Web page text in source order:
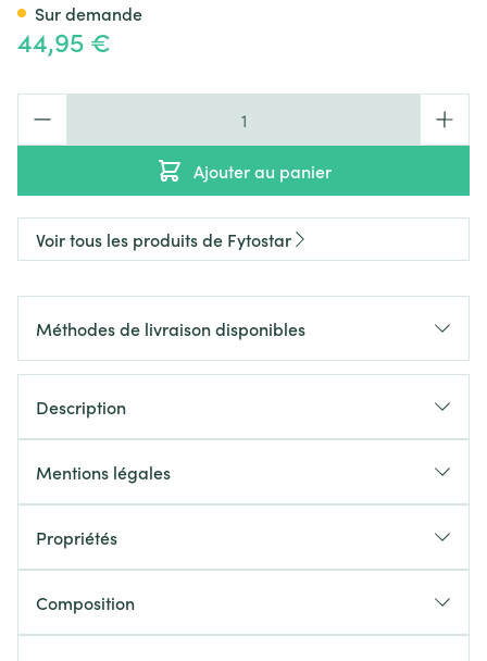
44,95 €
Ajouter au panier
Sur demande
Voir tous les produits de Fytostar
Méthodes de livraison disponibles
Description
Mentions légales
Propriétés
Composition